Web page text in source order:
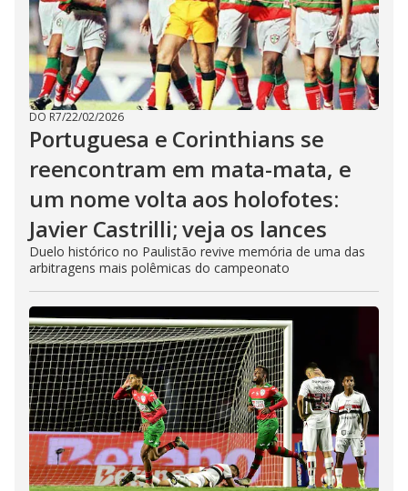
DO R7/22/02/2026
Portuguesa e Corinthians se
reencontram em mata-mata, e
um nome volta aos holofotes:
Javier Castrilli; veja os lances
Duelo histórico no Paulistão revive memória de uma das
arbitragens mais polêmicas do campeonato